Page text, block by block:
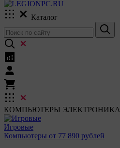
Каталог
КОМПЬЮТЕРЫ ЭЛЕКТРОНИКА
Игровые
Компьютеры от 77 890 рублей